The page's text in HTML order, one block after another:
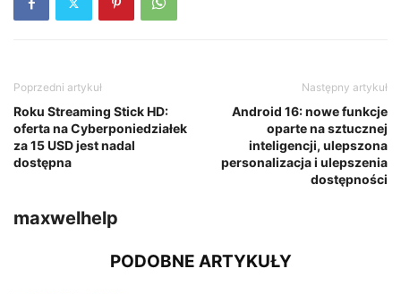
Poprzedni artykuł
Roku Streaming Stick HD:
oferta na Cyberponiedziałek
za 15 USD jest nadal
dostępna
Następny artykuł
Android 16: nowe funkcje
oparte na sztucznej
inteligencji, ulepszona
personalizacja i ulepszenia
dostępności
maxwelhelp
PODOBNE ARTYKUŁY